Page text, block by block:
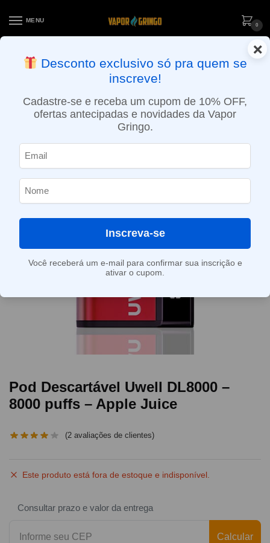
MENU
0
ENTREGA NO MESMO DIA EM SÃO PAULO (SEG A SEX): PEDIDOS
APROVADOS ATÉ 15:30 VIA MOTOBOY
Pod Descartável Uwell DL8000 –
8000 puffs – Apple Juice
(2 avaliações de clientes)
Este produto está fora de estoque e indisponível.
Consultar prazo e valor da entrega
Calcular
×
Desconto exclusivo só pra quem se
inscreve!
Cadastre-se e receba um cupom de 10% OFF,
ofertas antecipadas e novidades da Vapor
Gringo.
Inscreva-se
Você receberá um e-mail para confirmar sua inscrição e
ativar o cupom.